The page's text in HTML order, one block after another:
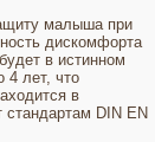
малыша при
дискомфорта
в истинном
4 лет, что
в
стандартам DIN EN